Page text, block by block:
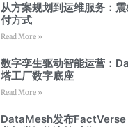
从方案规划到运维服务：
付方式
Read More »
数字孪生驱动智能运营：
塔工厂数字底座
Read More »
DataMesh发布FactVerse